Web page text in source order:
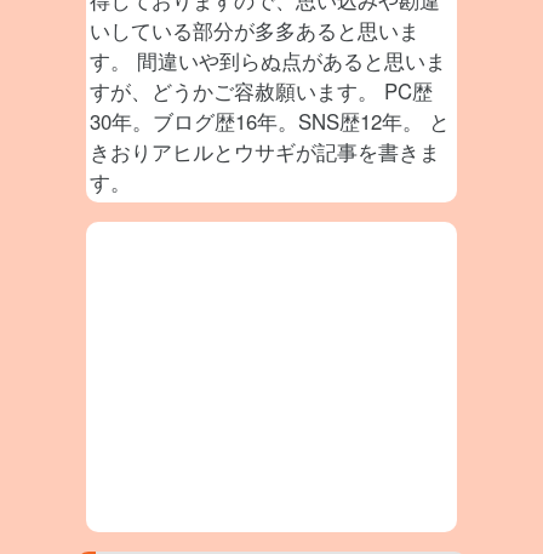
いしている部分が多多あると思いま
す。 間違いや到らぬ点があると思いま
すが、どうかご容赦願います。 PC歴
30年。ブログ歴16年。SNS歴12年。 と
きおりアヒルとウサギが記事を書きま
す。